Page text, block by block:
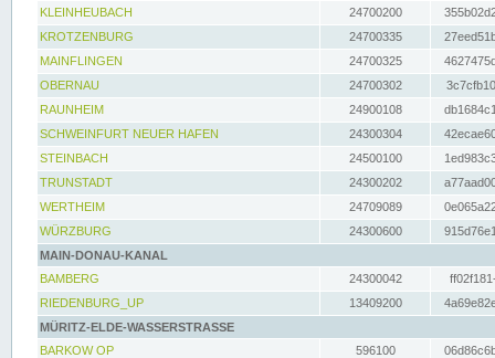
KLEINHEUBACH 24700200
KROTZENBURG
24700335
MAINFLINGEN
24700325
OBERNAU
24700302
RAUNHEIM
24900108
SCHWEINFURT NEUER HAFEN
24300304
STEINBACH
24500100
TRUNSTADT
24300202
WERTHEIM
24709089
WÜRZBURG
24300600
MAIN-DONAU-KANAL
BAMBERG
24300042
RIEDENBURG_UP
13409200
MÜRITZ-ELDE-WASSERSTRASSE
BARKOW OP
596100